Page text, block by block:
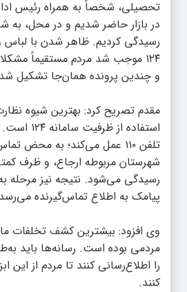
تحصیلی، شخصاً به همراه رئیس
در بازار حاضر شدیم و در محل، به
رسیدگی کردیم. ظاهر شدن با لباس
۱۲۴ موجب شد مردم مستقیماً
و چندین پرونده همان‌جا تشکیل
مقدم تصریح کرد: بهترین شیوه
استفاده از
تلفن ۱۱۰ عمل می‌کند؛ به محض
رسیدگی می‌شود. نتیجه نیز مرحله
پیامک به اطلاع تماس‌گیرنده
وی افزود: بیشترین کشف تخلفات
مردمی بوده است. رسانه‌ها باید
را اطلاع‌رسانی کنند تا مردم از این
کنند.